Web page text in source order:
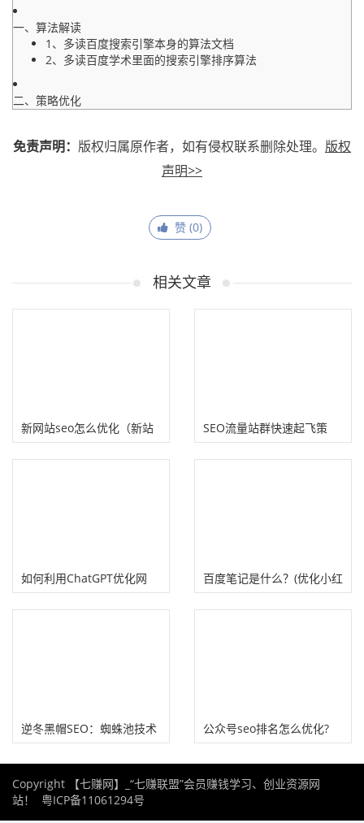
一、算法解读
1、多读百度搜索引擎本身的算法文档
2、多读百度学术里面的搜索引擎排序算法
二、策略优化
免责声明： 版权归属原作者，如有侵权联系删除处理。 版权
声明>>
赞 (0)
相关文章
新网站seo怎么优化（新站
优化到底要注意什么呢？）
SEO流量站群快速起飞策
略：附子seo分享起飞的几
如何利用ChatGPT优化网
站？（提高网站谷歌搜索排
百度笔记是什么？(优化小红
书排名上百度精选笔记）
逆冬黑帽SEO：蜘蛛池技术
公众号seo排名怎么优化?
Copyright 【七赚网】_“七赚联盟”会员赚钱学习、创业资源网
站！ 粤ICP备11061294号